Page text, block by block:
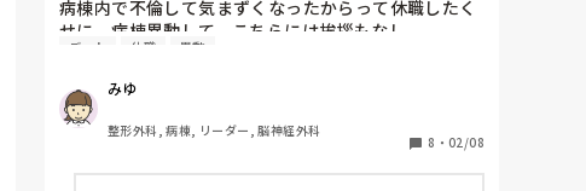
病棟内で不倫して気まずくなったからって休職したく
せに、病棟異動して、こちらには挨拶もなし。
帰るのが遅くなって子育てが…とか言って育児ノイロ
退勤した後不倫相手とデートしているの何人もしって
るよ。病院の中でもイチャイチャしてるのもしってる
そんな奴に騙されてる人たち、みんなが悪いみたいに
デート 休職 異動
みゆ
整形外科, 病棟, リーダー, 脳神経外科
8 ・ 02/08